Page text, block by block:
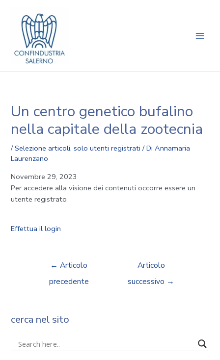
contenuto
Un centro genetico bufalino
nella capitale della zootecnia
/Selezione articoli,solo utenti registrati / DiAnnamaria
Laurenzano
Novembre 29, 2023
Per accedere alla visione dei contenuti occorre essere un
utente registrato
Effettua il login
articoli
← Articolo
precedente
Articolo
successivo →
cerca nel sito